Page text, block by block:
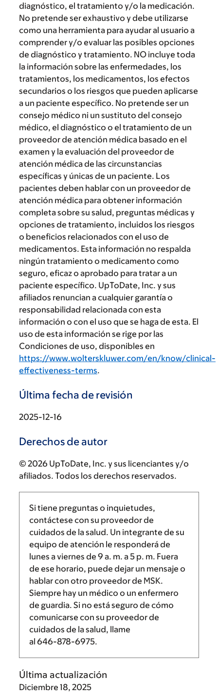
diagnóstico, el tratamiento y/o la medicación.
No pretende ser exhaustivo y debe utilizarse
como una herramienta para ayudar al usuario a
comprender y/o evaluar las posibles opciones
de diagnóstico y tratamiento. NO incluye toda
la información sobre las enfermedades, los
tratamientos, los medicamentos, los efectos
secundarios o los riesgos que pueden aplicarse
a un paciente específico. No pretende ser un
consejo médico ni un sustituto del consejo
médico, el diagnóstico o el tratamiento de un
proveedor de atención médica basado en el
examen y la evaluación del proveedor de
atención médica de las circunstancias
específicas y únicas de un paciente. Los
pacientes deben hablar con un proveedor de
atención médica para obtener información
completa sobre su salud, preguntas médicas y
opciones de tratamiento, incluidos los riesgos
o beneficios relacionados con el uso de
medicamentos. Esta información no respalda
ningún tratamiento o medicamento como
seguro, eficaz o aprobado para tratar a un
paciente específico. UpToDate, Inc. y sus
afiliados renuncian a cualquier garantía o
responsabilidad relacionada con esta
información o con el uso que se haga de esta. El
uso de esta información se rige por las
Condiciones de uso, disponibles en
https://www.wolterskluwer.com/en/know/clinical-
effectiveness-terms.
Última fecha de revisión
2025-12-16
Derechos de autor
© 2026 UpToDate, Inc. y sus licenciantes y/o
afiliados. Todos los derechos reservados.
Si tiene preguntas o inquietudes,
contáctese con su proveedor de
cuidados de la salud. Un integrante de su
equipo de atención le responderá de
lunes a viernes de 9 a. m. a5 p. m. Fuera
de ese horario, puede dejar un mensaje o
hablar con otro proveedor de MSK.
Siempre hay un médico o un enfermero
de guardia. Si no está seguro de cómo
comunicarse con su proveedor de
cuidados de la salud, llame
al 646-878-6975.
Última actualización
Diciembre 18, 2025